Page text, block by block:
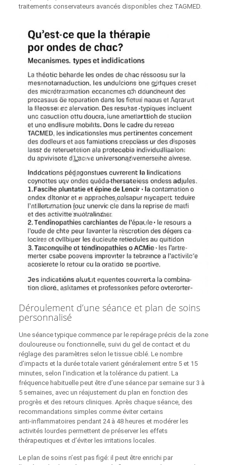
traitements conservateurs avancés disponibles chez TAGMED.
Déroulement d’une séance et plan de soins
personnalisé
Une séance typique commence par le repérage précis de la zone
douloureuse ou fonctionnelle, suivi du gel de contact et du
réglage des paramètres selon le tissue ciblé. Le nombre
d’impacts et la durée totale varient généralement entre 5 et 15
minutes, selon l’indication et la tolérance du patient. La
fréquence habituelle peut être d’une séance par semaine sur 3 à
5 semaines, avec un réajustement du plan en fonction des
progrès et des retours cliniques. Après chaque séance, des
recommandations simples comme éviter certains
anti‑inflammatoires pendant 24 à 48 heures et modérer les
activités lourdes permettent de préserver les effets
thérapeutiques et d’éviter les irritations locales.
Le plan de soins n’est pas figé: il peut être enrichi par